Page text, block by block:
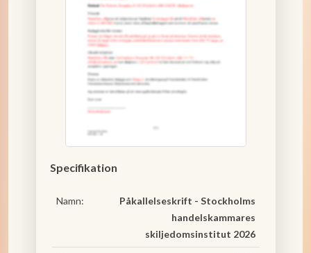
Specifikation
Namn:
Påkallelseskrift - Stockholms
handelskammares
skiljedomsinstitut 2026